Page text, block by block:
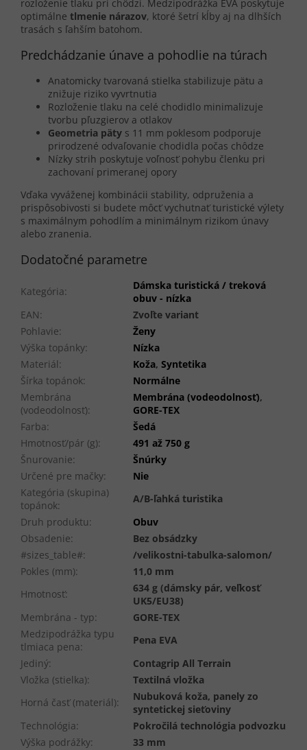
rozloženie tlaku pri chôdzi. Medzipodrážka EVA poskytuje
optimálne tlmenie nárazov, ktoré šetrí kĺby aj na dlhších
trasách s ľahším batohom.
Predchádzanie únave a pohodlie na túrach
Anatomicky tvarovaná stielka stabilizuje pätu a
znižuje riziko vyvrtnutia
Rozloženie tlaku na celé chodidlo minimalizuje
tvorbu pľuzgierov a otlakov
Geometria päty s 11 mm poklesom podporuje
prirodzené odvaľovanie chodidla počas chôdze
Nízky strih poskytuje voľnosť pohybu členku pri
zachovaní primeranej opory
Vďaka vyváženej kombinácii stability, odpruženia a
prispôsobivosti si budete môcť vychutnať turistické výlety
s maximálnym pohodlím a minimálnym rizikom únavy
alebo zranenia.
Dodatočné parametre
Kategória:
Dámska turistická / treková
obuv - nízka
EAN:
Zvoľte variant
Pohlavie:
Ženy
Výška topánky:
Nízka
Materiál: Koža, Syntetika
Šírka topánok:
Normálne
Membrána
(vodeodolnosť):
Membrána (vodeodolnosť),
GORE-TEX
Farba:
Šedá
Hmotnosť/pár (g):
491 až 750 g
Šnurovanie:
Šnúrky
Určené pre mačky:
Nie
Kategória (skupina)
topánok:
A/B-ľahká turistika
Druh produktu:
Obuv
Obsadenie:
Bez obsádzky
#sizes_table#:
/velikostni-tabulka-salomon/
Pokles (mm):
11,0 mm
Hmotnosť:
634 g (dámsky pár, veľkosť
UK5/EU38)
Membrána - typ:
GORE-TEX
Medzipodrážka typu
tlmiaca pena:
Pena EVA
Jediný:
Contagrip All Terrain
Vložka (stielka):
Textilná vložka
Horná časť (materiál):
Nubuková koža, panely zo
syntetickej sieťoviny
Technológia:
Pokročilá technológia podvozku
Výška podrážky:
33 mm